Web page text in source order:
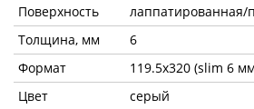
Поверхность
лаппатированная/
Толщина, мм
6
Формат
119.5x320 (slim 6
Цвет
серый